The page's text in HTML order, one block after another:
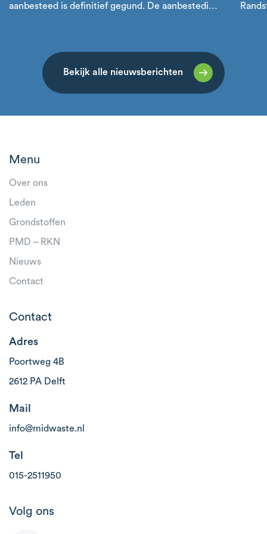
aanbesteed is definitief gegund. De aanbesteding
Bekijk alle nieuwsberichten
Menu
Over ons
Leden
Grondstoffen
PMD – RKN
Nieuws
Contact
Contact
Adres
Poortweg 4B
2612 PA Delft
Mail
info@midwaste.nl
Tel
015-2511950
Volg ons